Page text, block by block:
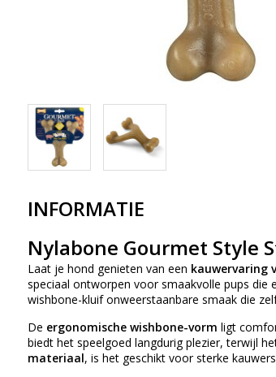
INFORMATIE
Nylabone Gourmet Style
Laat je hond genieten van een kauwervaring
speciaal ontworpen voor smaakvolle pups die
wishbone-kluif onweerstaanbare smaak die
De ergonomische wishbone-vorm ligt
biedt het speelgoed langdurig plezier, terwijl
materiaal, is het geschikt voor sterke